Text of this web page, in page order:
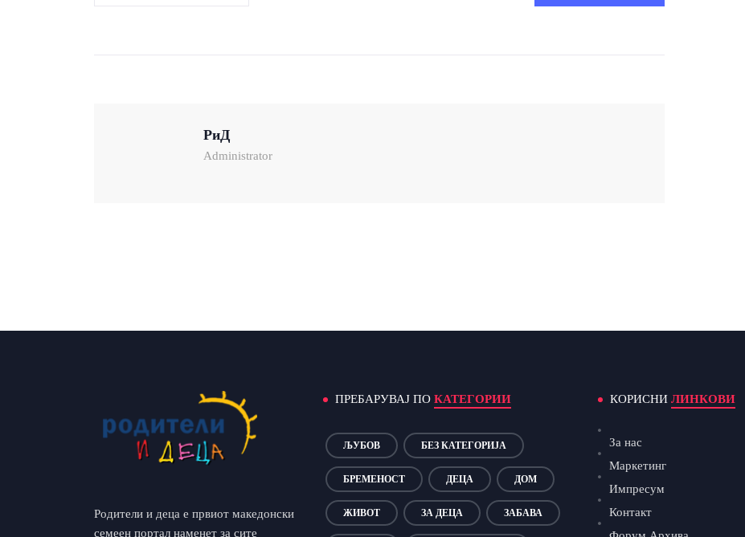
РиД
Administrator
Родители и деца е првиот македонски
семеен портал наменет за сите
ПРЕБАРУВАЈ ПО КАТЕГОРИИ
ЉУБОВ БЕЗ КАТЕГОРИЈА
БРЕМЕНОСТ ДЕЦА ДОМ
ЖИВОТ ЗА ДЕЦА ЗАБАВА
КОРИСНИ ЛИНКОВИ
За нас
Маркетинг
Импресум
Контакт